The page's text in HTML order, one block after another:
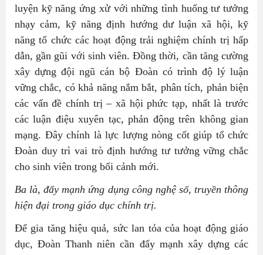
luyện kỹ năng ứng xử với những tình huống tư tưởng
nhạy cảm, kỹ năng định hướng dư luận xã hội, kỹ
năng tổ chức các hoạt động trải nghiệm chính trị hấp
dẫn, gần gũi với sinh viên. Đồng thời, cần tăng cường
xây dựng đội ngũ cán bộ Đoàn có trình độ lý luận
vững chắc, có khả năng nắm bắt, phân tích, phản biện
các vấn đề chính trị – xã hội phức tạp, nhất là trước
các luận điệu xuyên tạc, phản động trên không gian
mạng. Đây chính là lực lượng nòng cốt giúp tổ chức
Đoàn duy trì vai trò định hướng tư tưởng vững chắc
cho sinh viên trong bối cảnh mới.
Ba là, đẩy mạnh ứng dụng công nghệ số, truyền thông
hiện đại trong giáo dục chính trị.
Để gia tăng hiệu quả, sức lan tỏa của hoạt động giáo
dục, Đoàn Thanh niên cần đẩy mạnh xây dựng các